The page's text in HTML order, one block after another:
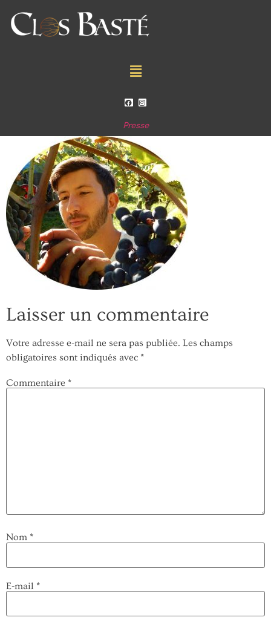
Presse
Laisser un commentaire
Votre adresse e-mail ne sera pas publiée. Les champs
obligatoires sont indiqués avec *
Commentaire *
Nom *
E-mail *